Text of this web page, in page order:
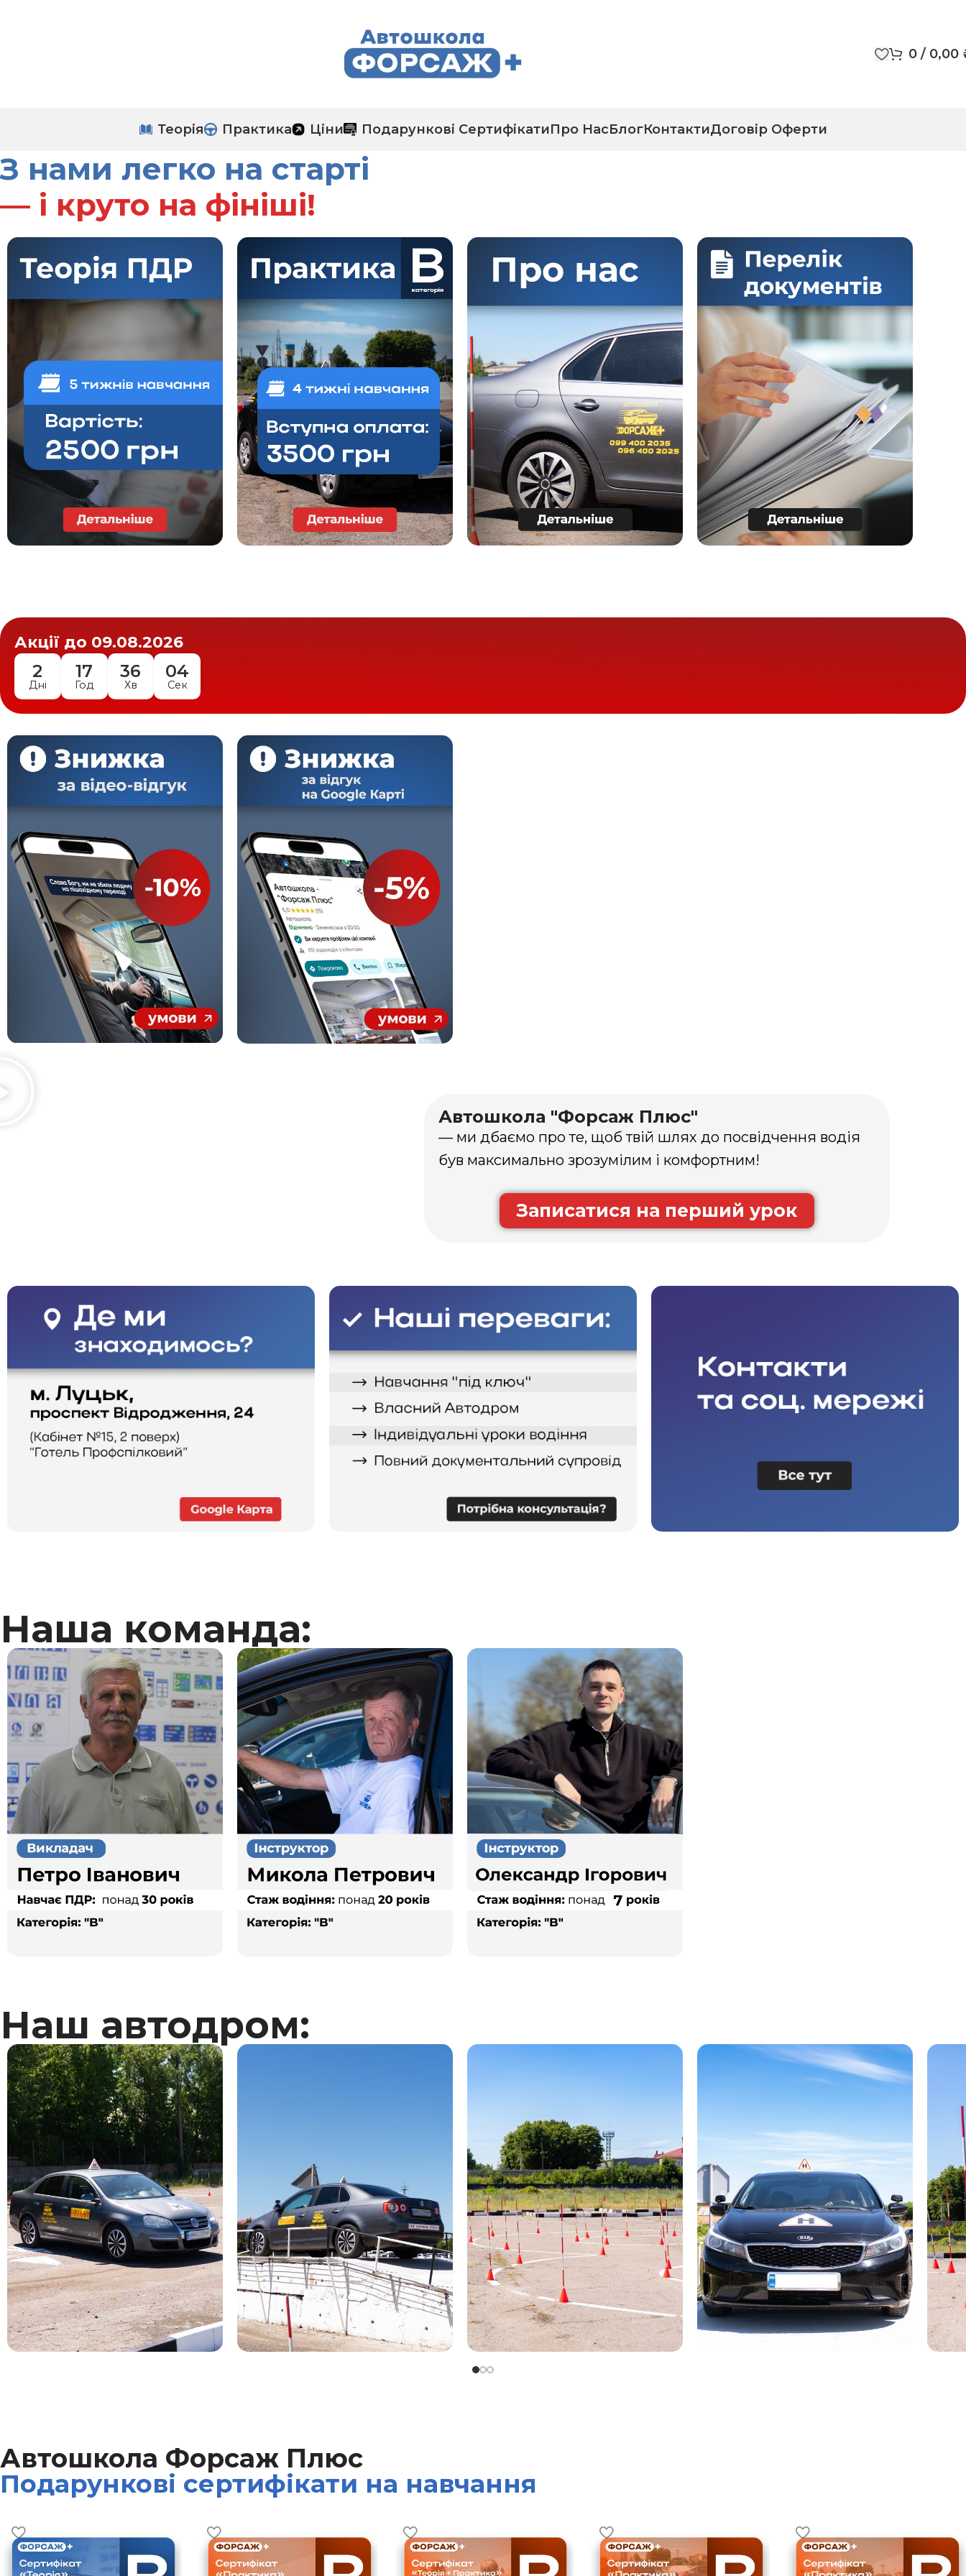
0 / 0,00
Теорія Практика Ціни Подарункові СертифікатиПро НасБлогКонтактиДоговір Оферти
З нами легко на старті
— і круто на фініші!
Акції до 09.08.2026
2
Дні
17
Год
36
Хв
02
Сек
Автошкола "Форсаж Плюс"
— ми дбаємо про те, щоб твій шлях до посвідчення водія
був максимально зрозумілим і комфортним!
Записатися на перший урок
Наша команда:
Наш автодром:
Автошкола Форсаж Плюс
Подарункові сертифікати на навчання